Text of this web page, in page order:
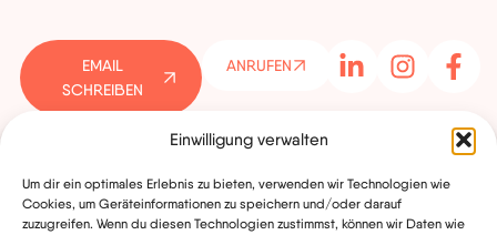
Einwilligung verwalten
Um dir ein optimales Erlebnis zu bieten, verwenden wir Technologien wie
Cookies, um Geräteinformationen zu speichern und/oder darauf
zuzugreifen. Wenn du diesen Technologien zustimmst, können wir Daten wie
EMAIL
SCHREIBEN
ANRUFEN
HOME
UNTERNEHMEN
Kundenbewertungen und Erfahrungen zu